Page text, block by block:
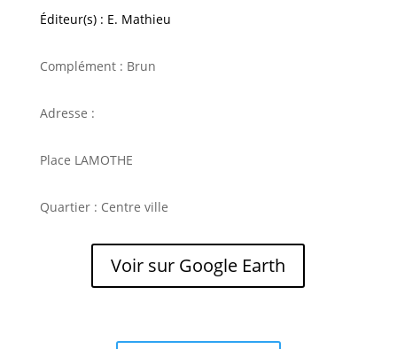
Éditeur(s) : E. Mathieu
Complément : Brun
Adresse :
Place LAMOTHE
Quartier : Centre ville
Voir sur Google Earth